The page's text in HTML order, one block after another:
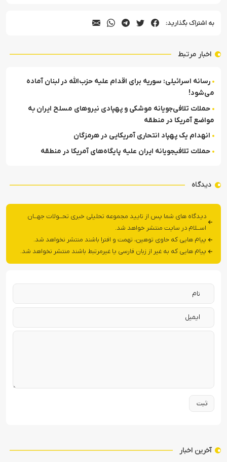
به اشتراک بگذارید:
اخبار مرتبط
رسانه اسرائیلی: سوریه برای اقدام علیه حزب‌الله در لبنان آماده
می‌شود!
حملات تلافی‌جویانه موشکی و پهپادی نیروهای مسلح ایران به
مواضع آمریکا در منطقه
انهدام یک پهپاد انتحاری آمریکایی در هرمزگان
حملات تلافی‎جویانه ایران علیه پایگاه‌های آمریکا در منطقه
دیدگاه
دیدگاه های شما پس از تایید مجموعه تحلیلی خبری تحــولات جهــان
اســلام در سایت منتشر خواهد شد.
پیام هایی که حاوی توهین، تهمت و افترا باشند منتشر نخواهد شد.
پیام هایی که به غیر از زبان فارسی یا غیرمرتبط باشند منتشر نخواهد شد.
آخرین اخبار